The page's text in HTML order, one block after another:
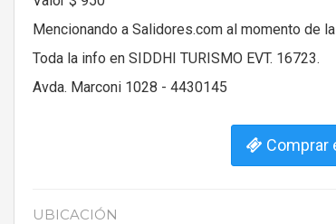
Mencionando a Salidores.com al momento de
Toda la info en SIDDHI TURISMO EVT. 16723.
Avda. Marconi 1028 - 4430145
Comprar
UBICACIÓN